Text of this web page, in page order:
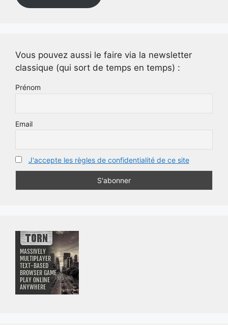
Vous pouvez aussi le faire via la newsletter
classique (qui sort de temps en temps) :
Prénom
Email
J'accepte les règles de confidentialité de ce site